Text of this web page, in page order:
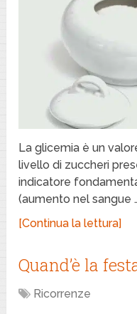
La glicemia è un
livello di zuccheri
indicatore
(aumento nel sangue
[Continua la lettura]
Quand’è la
Ricorrenze